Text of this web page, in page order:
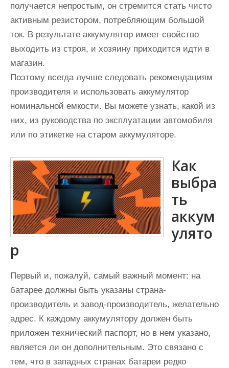
получается непростым, он стремится стать чисто
активным резистором, потребляющим большой
ток. В результате аккумулятор имеет свойство
выходить из строя, и хозяину приходится идти в
магазин.
Поэтому всегда лучше следовать рекомендациям
производителя и использовать аккумулятор
номинальной емкости. Вы можете узнать, какой из
них, из руководства по эксплуатации автомобиля
или по этикетке на старом аккумуляторе.
Как
выбра
ть
аккум
улято
р
Первый и, пожалуй, самый важный момент: на
батарее должны быть указаны страна-
производитель и завод-производитель, желательно
адрес. К каждому аккумулятору должен быть
приложен технический паспорт, но в нем указано,
является ли он дополнительным. Это связано с
тем, что в западных странах батареи редко